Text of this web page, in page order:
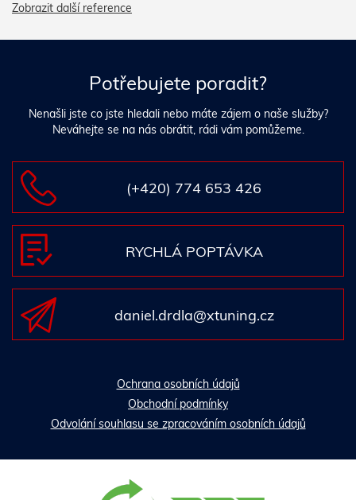
Zobrazit další reference
Potřebujete poradit?
Nenašli jste co jste hledali nebo máte zájem o naše služby?
Neváhejte se na nás obrátit, rádi vám pomůžeme.
(+420) 774 653 426
RYCHLÁ POPTÁVKA
daniel.drdla@xtuning.cz
Ochrana osobních údajů
Obchodní podmínky
Odvolání souhlasu se zpracováním osobních údajů